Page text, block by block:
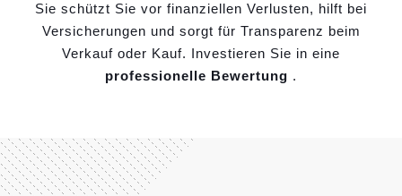
Sie schützt Sie vor finanziellen Verlusten, hilft bei
Versicherungen und sorgt für Transparenz beim
Verkauf oder Kauf. Investieren Sie in eine
professionelle Bewertung .